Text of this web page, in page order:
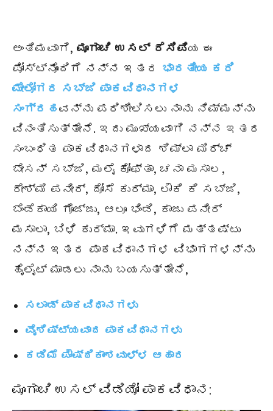
ಅಂತಿಮವಾಗಿ, ಮೂಗಾಚಿ ಉಸಲ್ ರೆಸಿಪಿಯ ಈ
ಪೋಸ್ಟ್‌ನೊಂದಿಗೆ ನನ್ನ ಇತರ ಭಾರತೀಯ ಕರಿ
ಮೇಲೋಗರ ಸಬ್ಜಿ ಪಾಕವಿಧಾನಗಳ
ಸಂಗ್ರಹವನ್ನು ಪರಿಶೀಲಿಸಲು ನಾನು ನಿಮ್ಮನ್ನು
ವಿನಂತಿಸುತ್ತೇನೆ. ಇದು ಮುಖ್ಯವಾಗಿ ನನ್ನ ಇತರ
ಸಂಬಂಧಿತ ಪಾಕವಿಧಾನಗಳಾದ ಶಿಮ್ಲಾ ಮಿರ್ಚ್
ಬೇಸನ್ ಸಬ್ಜಿ, ಮಲೈ ಕೋಫ್ತಾ, ಚನಾ ಮಸಾಲ,
ರೇಶ್ಮಿ ಪನೀರ್, ದೋಸೆ ಕುರ್ಮಾ, ಲೌಕಿ ಕಿ ಸಬ್ಜಿ,
ಬೆಂಡೆಕಾಯಿ ಗೊಜ್ಜು, ಆಲೂ ಭಿಂಡಿ, ಕಾಜು ಪನೀರ್
ಮಸಾಲಾ, ಬಿಳಿ ಕುರ್ಮಾ. ಇವುಗಳಿಗೆ ಮತ್ತಷ್ಟು
ನನ್ನ ಇತರ ಪಾಕವಿಧಾನಗಳ ವಿಭಾಗಗಳನ್ನು
ಹೈಲೈಟ್ ಮಾಡಲು ನಾನು ಬಯಸುತ್ತೇನೆ,
ಸಲಾಡ್ ಪಾಕವಿಧಾನಗಳು
ವೈಶಿಷ್ಟ್ಯವಾದ ಪಾಕವಿಧಾನಗಳು
ಕಡಿಮೆ ಪೌಷ್ಠಿಕಾಂಶವುಳ್ಳ ಆಹಾರ
ಮೂಗಾಚಿ ಉಸಲ್ ವಿಡಿಯೋ ಪಾಕವಿಧಾನ: